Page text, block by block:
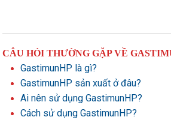
CÂU HỎI THƯỜNG GẶP VỀ
GastimunHP là gì?
GastimunHP sản xuất ở đâu?
Ai nên sử dụng GastimunHP?
Cách sử dụng GastimunHP?